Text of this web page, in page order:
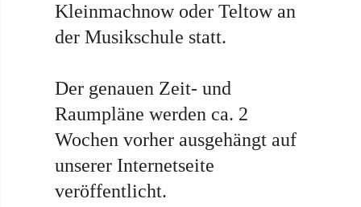
Kleinmachnow oder Teltow an
der Musikschule statt.
Der genauen Zeit- und
Raumpläne werden ca. 2
Wochen vorher ausgehängt auf
unserer Internetseite
veröffentlicht.